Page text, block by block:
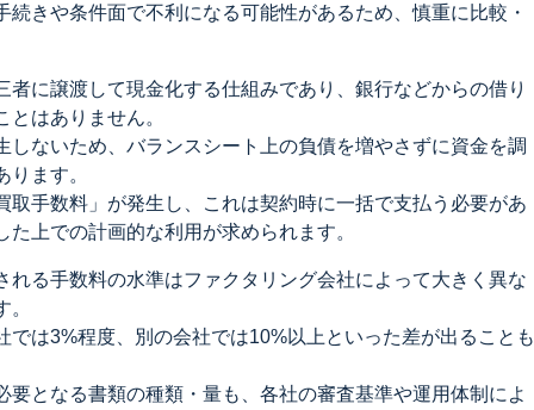
続きや条件面で不利になる可能性があるため、慎重に比較・
者に譲渡して現金化する仕組みであり、銀行などからの借り
はありません。
しないため、バランスシート上の負債を増やさずに資金を調
ます。
取手数料」が発生し、これは契約時に一括で支払う必要があ
上での計画的な利用が求められます。
れる手数料の水準はファクタリング会社によって大きく異な
では3%程度、別の会社では10%以上といった差が出ることも
要となる書類の種類・量も、各社の審査基準や運用体制によ